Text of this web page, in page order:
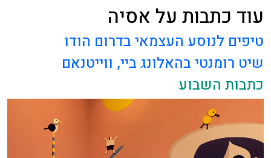
עוד כתבות על אסיה
טיפים לנוסע העצמאי בדרום הודו
שיט רומנטי בהאלונג ביי, ווייטנאם
כתבות השבוע